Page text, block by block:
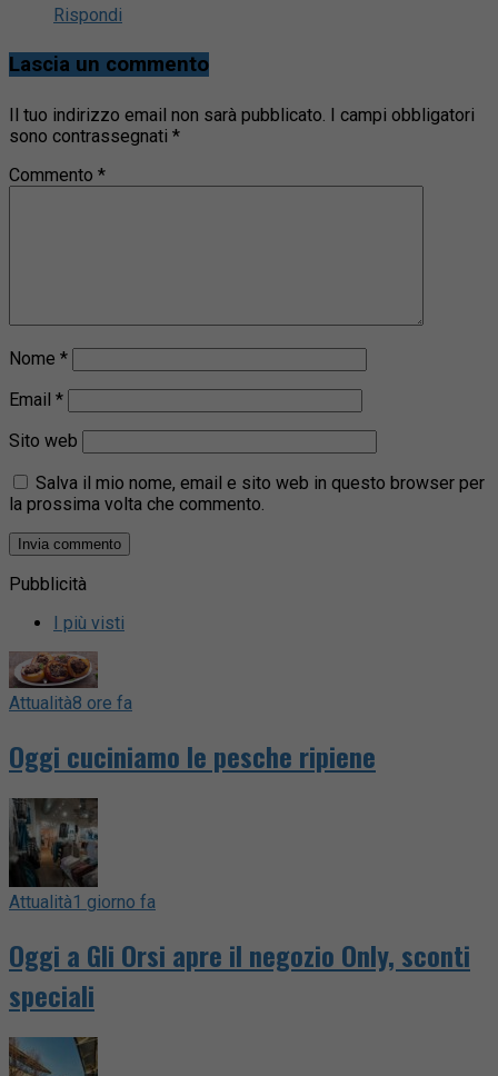
Rispondi
Lascia un commento
Il tuo indirizzo email non sarà pubblicato.
I campi obbligatori
sono contrassegnati *
Commento *
Nome *
Email *
Sito web
Salva il mio nome, email e sito web in questo browser per
la prossima volta che commento.
Pubblicità
I più visti
Attualità8 ore fa
Oggi cuciniamo le pesche ripiene
Attualità1 giorno fa
Oggi a Gli Orsi apre il negozio Only, sconti
speciali